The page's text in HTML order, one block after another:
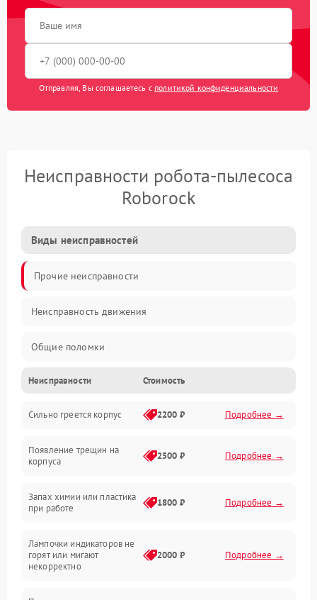
Отправляя, Вы соглашаетесь с политикой конфиденциальности
Неисправности робота-пылесоса
Roborock
Виды неисправностей
Прочие неисправности
Неисправность движения
Общие поломки
Неисправность датчиков
Неисправность программного обеспечения
Проблемы с сигналом
Батарея
Неисправности Стоимость
Сильно греется корпус 2200 ₽ Подробнее →
Появление трещин на
корпуса
2500 ₽ Подробнее →
Запах химии или пластика
при работе
1800 ₽ Подробнее →
Лампочки индикаторов не
горят или мигают
некорректно
2000 ₽ Подробнее →